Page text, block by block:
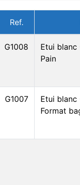
Ref.
G1008
Etui blanc
Pain
G1007
Etui
Format